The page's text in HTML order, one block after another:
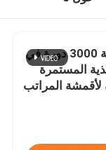
صناعية عالية السرعة 3000 دورة في
المستمرة
لأقمشة المراتب